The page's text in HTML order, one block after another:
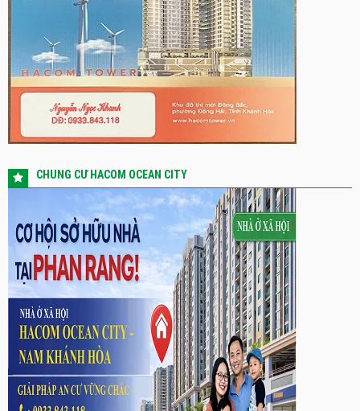
CHUNG CƯ HACOM OCEAN CITY